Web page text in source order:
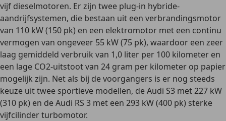
vijf dieselmotoren. Er zijn twee plug-in hybride-
aandrijfsystemen, die bestaan uit een verbrandingsmotor
van 110 kW (150 pk) en een elektromotor met een continu
vermogen van ongeveer 55 kW (75 pk), waardoor een zeer
laag gemiddeld verbruik van 1,0 liter per 100 kilometer en
een lage CO2-uitstoot van 24 gram per kilometer op papier
mogelijk zijn. Net als bij de voorgangers is er nog steeds
keuze uit twee sportieve modellen, deAudi S3 met 227 kW
(310 pk) en deAudi RS 3 met een 293 kW (400 pk) sterke
vijfcilinder turbomotor.